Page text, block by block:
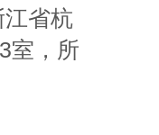
省杭
室，所